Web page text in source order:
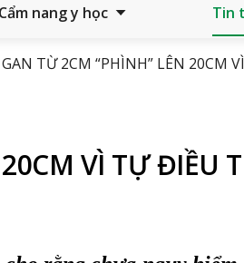
nang y học Tin
TỪ 2CM “PHÌNH” LÊN 20CM
VÌ TỰ ĐIỀU